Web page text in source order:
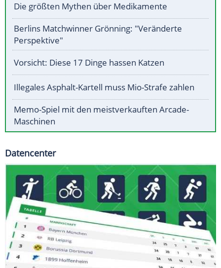
Die größten Mythen über Medikamente
Berlins Matchwinner Grönning: "Veränderte
Perspektive"
Vorsicht: Diese 17 Dinge hassen Katzen
Illegales Asphalt-Kartell muss Mio-Strafe zahlen
Memo-Spiel mit den meistverkauften Arcade-
Maschinen
Datencenter